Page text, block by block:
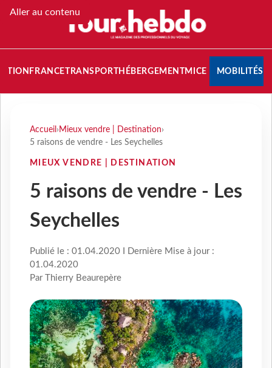
Aller au contenu
FRANCETRANSPORT HÉBERGEMENTMICE MOBILITÉS
Accueil › Mieux vendre | Destination›
5 raisons de vendre - Les Seychelles
MIEUX VENDRE | DESTINATION
5 raisons de vendre - Les
Seychelles
Publié le : 01.04.2020 I Dernière Mise à jour :
01.04.2020
Par Thierry Beaurepère